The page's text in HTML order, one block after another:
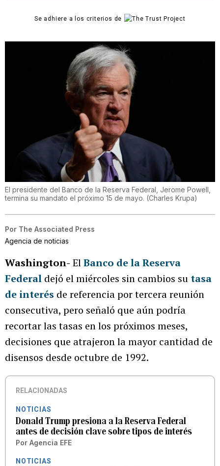
Se adhiere a los criterios de
El presidente del Banco de la Reserva Federal, Jerome Powell,
termina su mandato el próximo 15 de mayo. (Charles Krupa)
Por The Associated Press
Agencia de noticias
Washington- ElBanco de la Reserva
Federal dejó el miércoles sin cambios su tasa
de interés de referencia por tercera reunión
consecutiva, pero señaló que aún podría
recortar las tasas en los próximos meses,
decisiones que atrajeron la mayor cantidad de
disensos desde octubre de 1992.
RELACIONADAS
NOTICIAS
Donald Trump presiona a la Reserva Federal
antes de decisión clave sobre tipos de interés
Por Agencia EFE
NOTICIAS